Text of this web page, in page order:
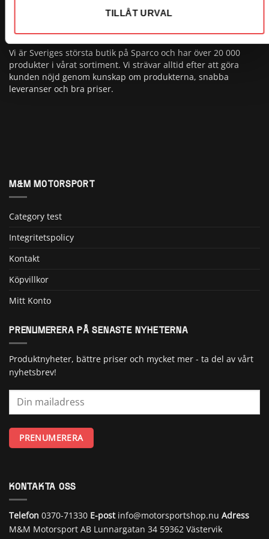
TILLÅT URVAL
Vi är Sveriges största butik på Sparco och har över 20 000
produkter i vårat sortiment. Vi strävar alltid efter att göra
kunden nöjd genom kunskap om produkterna, snabba
leveranser och bra priser.
M&M MOTORSPORT
Category test
Integritetspolicy
Kontakt
Köpvillkor
Mitt Konto
PRENUMERERA PÅ SENASTE NYHETERNA
Produktnyheter, bättre priser och mycket mer - ta del av vårt
nyhetsbrev!
KONTAKTA OSS
Telefon 0370-71330 E-postinfo@motorsportshop.nu Adress
M&M Motorsport AB Lunnargatan 34 59362 Västervik